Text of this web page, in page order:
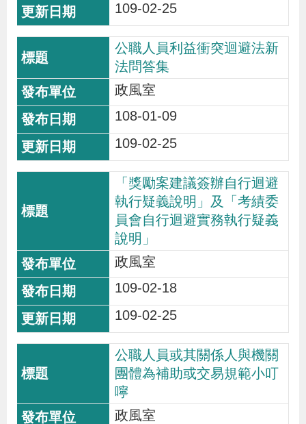
業
專
區
線
上
申
導
專
區
相
連
109-02-25
公職人員利益衝突迴避法新
法問答集
政風室
108-01-09
109-02-25
「獎勵案建議簽辦自行迴避
執行疑義說明」及「考績委
員會自行迴避實務執行疑義
說明」
政風室
109-02-18
109-02-25
公職人員或其關係人與機關
團體為補助或交易規範小叮
嚀
政風室